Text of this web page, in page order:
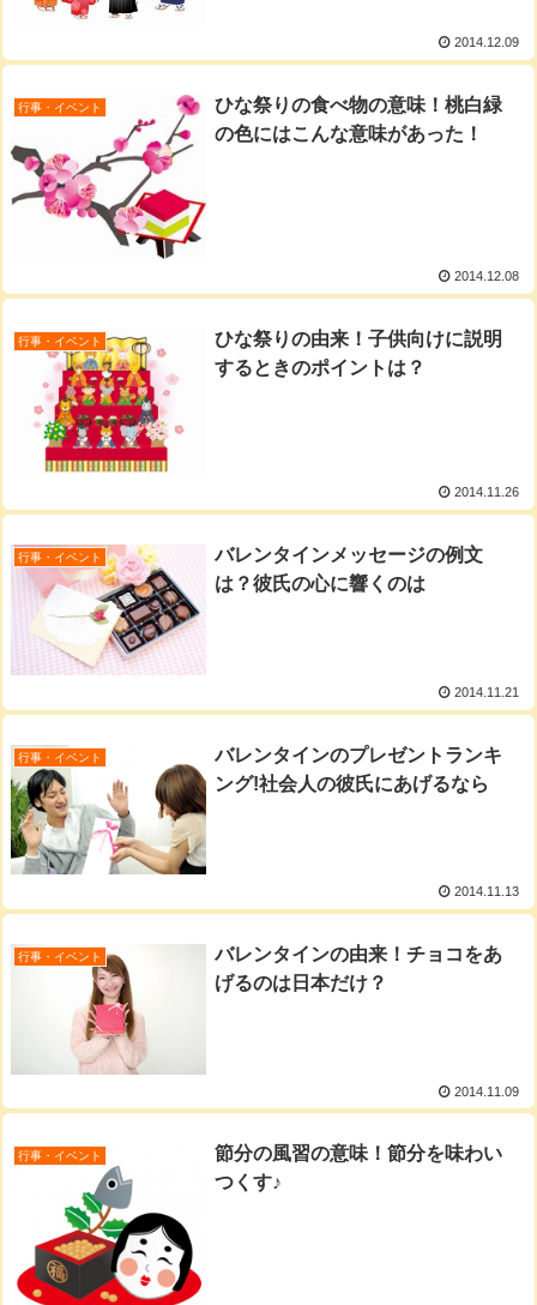
2014.12.09
行事・イベント
ひな祭りの食べ物の意味！桃白緑
の色にはこんな意味があった！
2014.12.08
行事・イベント
ひな祭りの由来！子供向けに説明
するときのポイントは？
2014.11.26
行事・イベント
バレンタインメッセージの例文
は？彼氏の心に響くのは
2014.11.21
行事・イベント
バレンタインのプレゼントランキ
ング!社会人の彼氏にあげるなら
2014.11.13
行事・イベント
バレンタインの由来！チョコをあ
げるのは日本だけ？
2014.11.09
行事・イベント
節分の風習の意味！節分を味わい
つくす♪